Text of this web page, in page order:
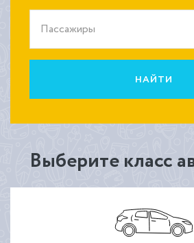
Пассажиры
НАЙТИ
Выберите класс